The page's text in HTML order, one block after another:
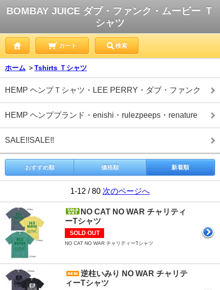
BOMBAY JUICE ダブ・ファンク・ムービー Ｔ
シャツ
カート 検索
ホーム ＞Tshirts Ｔシャツ
HEMP ヘンプＴシャツ・LEE PERRY・ダブ・ファンク
HEMP ヘンプブランド・enishi・rulezpeeps・renature
SALE!!SALE!!
おすすめ順 価格順 新着順
1-12 / 80 次のページへ
NO CAT NO WAR チャリティ
ーTシャツ
SOLD OUT
NO CAT NO WAR チャリティーTシャツ
逆柱いみり NO WAR チャリテ
ィーTシャツ